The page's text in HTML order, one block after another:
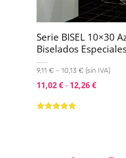
Serie BISEL 10×30
Biselados
9,11 € - 10,13 € (sin IVA)
11,02€- 12,26€